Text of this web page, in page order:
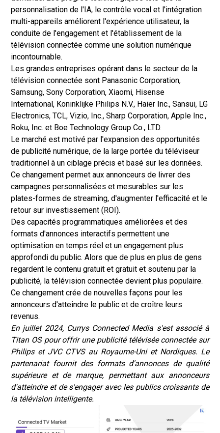
personnalisation de l'IA, le contrôle vocal et l'intégration
multi-appareils améliorent l'expérience utilisateur, la
conduite de l'engagement et l'établissement de la
télévision connectée comme une solution numérique
incontournable.
Les grandes entreprises opérant dans le secteur de la
télévision connectée sont Panasonic Corporation,
Samsung, Sony Corporation, Xiaomi, Hisense
International, Koninklijke Philips N.V., Haier Inc., Sansui, LG
Electronics, TCL, Vizio, Inc., Sharp Corporation, Apple Inc.,
Roku, Inc. et Boe Technology Group Co., LTD.
Le marché est motivé par l'expansion des opportunités
de publicité numérique, de la large portée du téléviseur
traditionnel à un ciblage précis et basé sur les données.
Ce changement permet aux annonceurs de livrer des
campagnes personnalisées et mesurables sur les
plates-formes de streaming, d'augmenter l'efficacité et le
retour sur investissement (ROI).
Des capacités programmatiques améliorées et des
formats d'annonces interactifs permettent une
optimisation en temps réel et un engagement plus
approfondi du public. Alors que de plus en plus de gens
regardent le contenu gratuit et gratuit et soutenu par la
publicité, la télévision connectée devient plus populaire.
Ce changement crée de nouvelles façons pour les
annonceurs d'atteindre le public et de croître leurs
revenus.
En juillet 2024, Currys Connected Media s'est associé à
Titan OS pour offrir une publicité télévisée connectée sur
Philips et JVC CTVS au Royaume-Uni et Nordiques. Le
partenariat fournit des formats d'annonces de qualité
supérieure et de marque, permettant aux annonceurs
d'atteindre et de s'engager avec les publics croissants de
la télévision intelligente.